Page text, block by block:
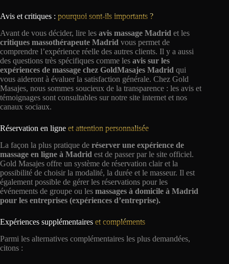
Avis et critiques : pourquoi sont-ils importants ?
Avant de vous décider, lire les avis massage Madrid et les
critiques massothérapeute Madrid vous permet de
comprendre l’expérience réelle des autres clients. Il y a aussi
des questions très spécifiques comme les avis sur les
expériences de massage chez GoldMasajes Madrid qui
vous aideront à évaluer la satisfaction générale. Chez Gold
Masajes, nous sommes soucieux de la transparence : les avis et
témoignages sont consultables sur notre site internet et nos
canaux sociaux.
Réservation en ligne et attention personnalisée
La façon la plus pratique de réserver une expérience de
massage en ligne à Madrid est de passer par le site officiel.
Gold Masajes offre un système de réservation clair et la
possibilité de choisir la modalité, la durée et le masseur. Il est
également possible de gérer les réservations pour les
événements de groupe ou les massages à domicile à Madrid
pour les entreprises (expériences d’entreprise).
Expériences supplémentaires et compléments
Parmi les alternatives complémentaires les plus demandées,
citons :